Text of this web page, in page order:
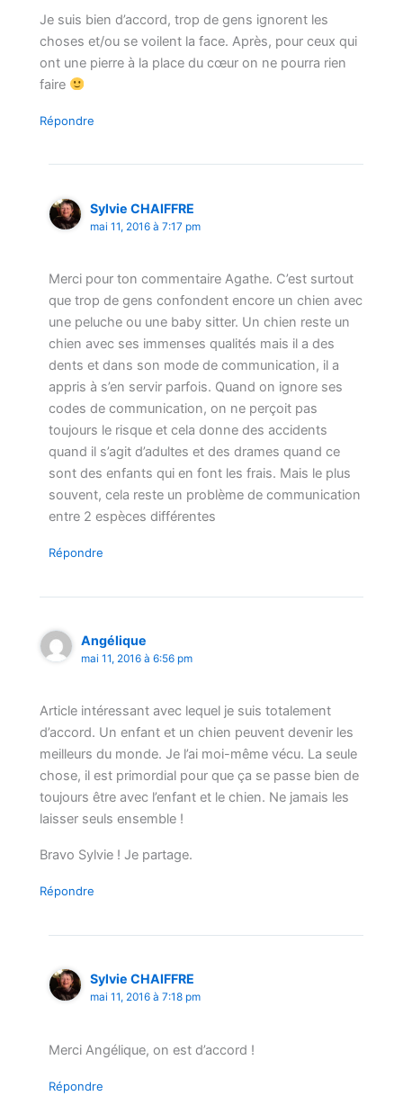
Je suis bien d’accord, trop de gens ignorent les
choses et/ou se voilent la face. Après, pour ceux qui
ont une pierre à la place du cœur on ne pourra rien
faire
Répondre
Sylvie CHAIFFRE
mai 11, 2016 à 7:17 pm
Merci pour ton commentaire Agathe. C’est surtout
que trop de gens confondent encore un chien avec
une peluche ou une baby sitter. Un chien reste un
chien avec ses immenses qualités mais il a des
dents et dans son mode de communication, il a
appris à s’en servir parfois. Quand on ignore ses
codes de communication, on ne perçoit pas
toujours le risque et cela donne des accidents
quand il s’agit d’adultes et des drames quand ce
sont des enfants qui en font les frais. Mais le plus
souvent, cela reste un problème de communication
entre 2 espèces différentes
Répondre
Angélique
mai 11, 2016 à 6:56 pm
Article intéressant avec lequel je suis totalement
d’accord. Un enfant et un chien peuvent devenir les
meilleurs du monde. Je l’ai moi-même vécu. La seule
chose, il est primordial pour que ça se passe bien de
toujours être avec l’enfant et le chien. Ne jamais les
laisser seuls ensemble !
Bravo Sylvie ! Je partage.
Répondre
Sylvie CHAIFFRE
mai 11, 2016 à 7:18 pm
Merci Angélique, on est d’accord !
Répondre